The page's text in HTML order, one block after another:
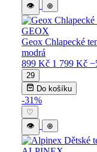
👁
⊕
GEOX
Geox Chlapecké
modrá
899 Kč 1 799 Kč
29
Do košíku
-31%
♡
👁
⊕